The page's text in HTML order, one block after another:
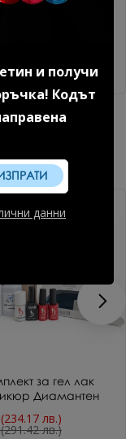
и получи
Кодът
данни
15 мл.
€ (16.00 лв.)
за гел лак
Диамантен
лв.)
лв.)